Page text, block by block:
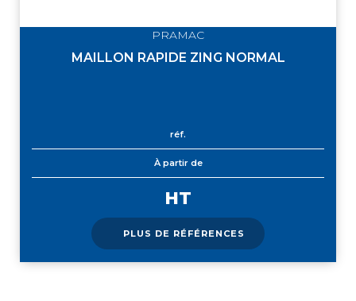
PRAMAC
MAILLON RAPIDE ZING NORMAL
réf.
À partir de
HT
PLUS DE RÉFÉRENCES